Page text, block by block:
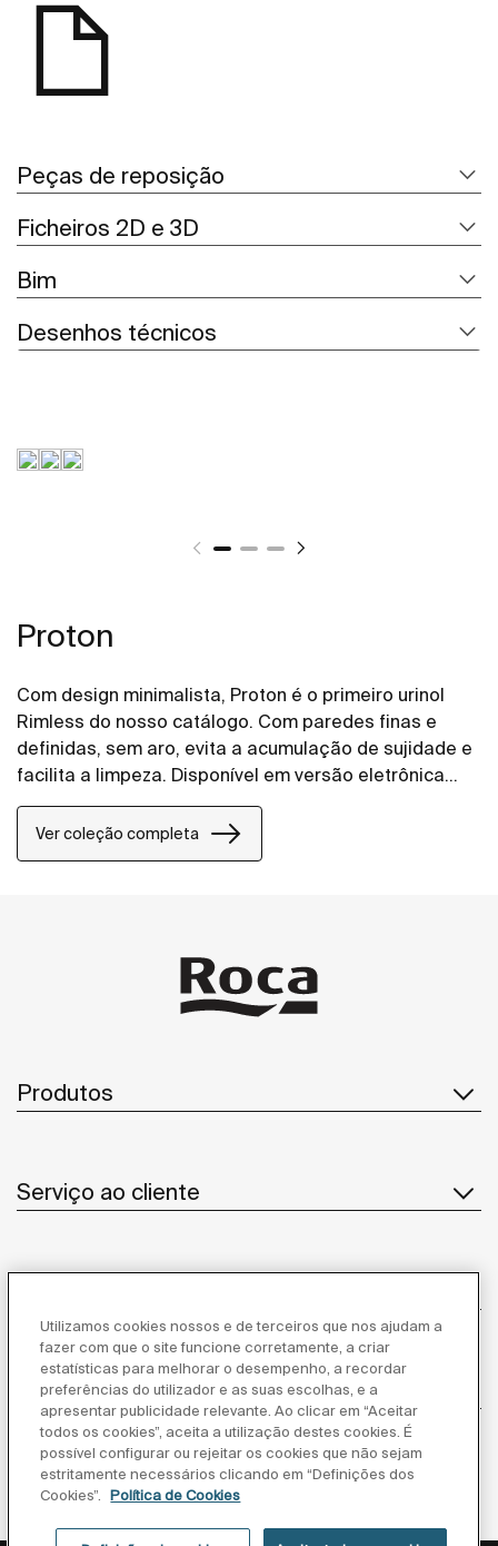
Peças de reposição
Ficheiros 2D e 3D
Bim
Desenhos técnicos
Proton
Com design minimalista, Proton é o primeiro urinol
Rimless do nosso catálogo. Com paredes finas e
definidas, sem aro, evita a acumulação de sujidade e
facilita a limpeza. Disponível em versão eletrônica
que integra sensor de presença para descarga sem
contato, e em versões convencionais de alimentação
superior ou posterior para fluxómetros mecânicos.
Ver coleção completa
Produtos
Serviço ao cliente
Inspiração
Siga-nos
Utilizamos cookies nossos e de terceiros que nos ajudam a
fazer com que o site funcione corretamente, a criar
estatísticas para melhorar o desempenho, a recordar
preferências do utilizador e as suas escolhas, e a
apresentar publicidade relevante. Ao clicar em “Aceitar
todos os cookies”, aceita a utilização destes cookies. É
possível configurar ou rejeitar os cookies que não sejam
estritamente necessários clicando em “Definições dos
Cookies”.
Política de Cookies